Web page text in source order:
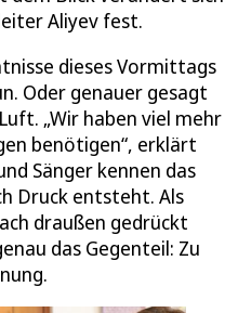
Aliyev fest.
dieses Vormittags
Oder genauer gesagt
„Wir haben viel mehr
benötigen“, erklärt
Sänger kennen das
Druck entsteht. Als
draußen gedrückt
das Gegenteil: Zu